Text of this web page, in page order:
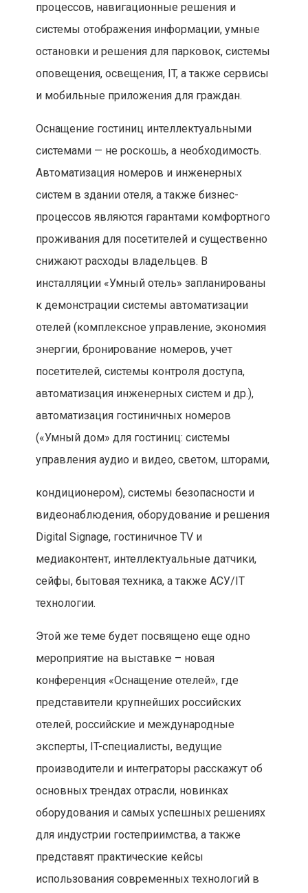
процессов, навигационные решения и
системы отображения информации, умные
остановки и решения для парковок, системы
оповещения, освещения, IT, а также сервисы
и мобильные приложения для граждан.
Оснащение гостиниц интеллектуальными
системами — не роскошь, а необходимость.
Автоматизация номеров и инженерных
систем в здании отеля, а также бизнес-
процессов являются гарантами комфортного
проживания для посетителей и существенно
снижают расходы владельцев. В
инсталляции «Умный отель» запланированы
к демонстрации системы автоматизации
отелей (комплексное управление, экономия
энергии, бронирование номеров, учет
посетителей, системы контроля доступа,
автоматизация инженерных систем и др.),
автоматизация гостиничных номеров
(«Умный дом» для гостиниц: системы
управления аудио и видео, светом, шторами,
кондиционером), системы безопасности и
видеонаблюдения, оборудование и решения
Digital Signage, гостиничное TV и
медиаконтент, интеллектуальные датчики,
сейфы, бытовая техника, а также АСУ/IT
технологии.
Этой же теме будет посвящено еще одно
мероприятие на выставке – новая
конференция «Оснащение отелей», где
представители крупнейших российских
отелей, российские и международные
эксперты, IT-специалисты, ведущие
производители и интеграторы расскажут об
основных трендах отрасли, новинках
оборудования и самых успешных решениях
для индустрии гостеприимства, а также
представят практические кейсы
использования современных технологий в